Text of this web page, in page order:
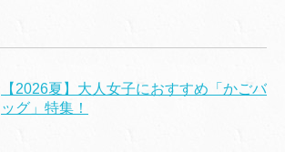
【2026夏】大人女子におすすめ「かごバ
ッグ」特集！